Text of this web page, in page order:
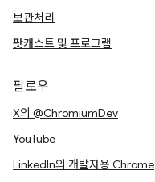
보관처리
팟캐스트 및 프로그램
팔로우
X의 @ChromiumDev
YouTube
LinkedIn의 개발자용 Chrome